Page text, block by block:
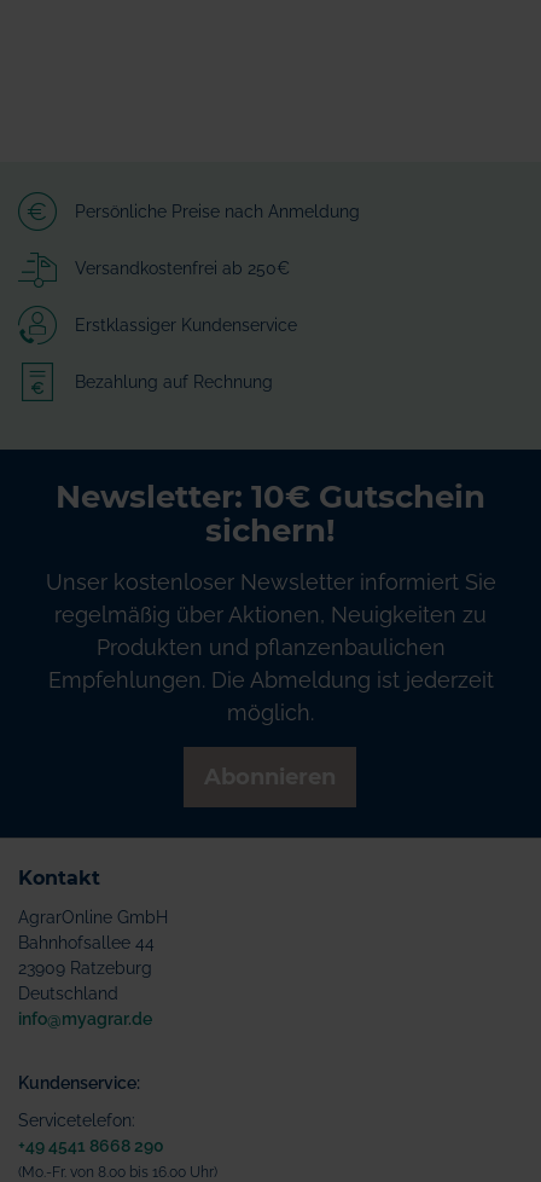
Persönliche Preise nach Anmeldung
Versandkostenfrei ab 250€
Erstklassiger Kundenservice
Bezahlung auf Rechnung
Newsletter: 10€ Gutschein
sichern!
Unser kostenloser Newsletter informiert Sie
regelmäßig über Aktionen, Neuigkeiten zu
Produkten und pflanzenbaulichen
Empfehlungen. Die Abmeldung ist jederzeit
möglich.
Kontakt
AgrarOnline GmbH
Bahnhofsallee 44
23909 Ratzeburg
Deutschland
info@myagrar.de
Kundenservice:
Servicetelefon:
+49 4541 8668 290
(Mo.-Fr. von 8.00 bis 16.00 Uhr)